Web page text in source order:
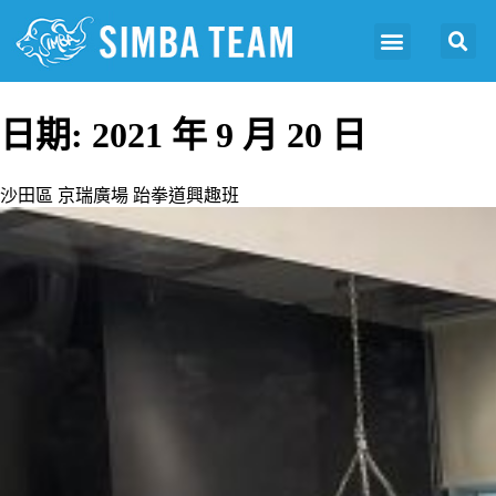
日期: 2021 年 9 月 20 日
沙田區 京瑞廣場 跆拳道興趣班